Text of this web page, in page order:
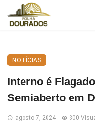
NOTÍCIAS
Interno é
Semiaberto em
agosto 7, 2024 300